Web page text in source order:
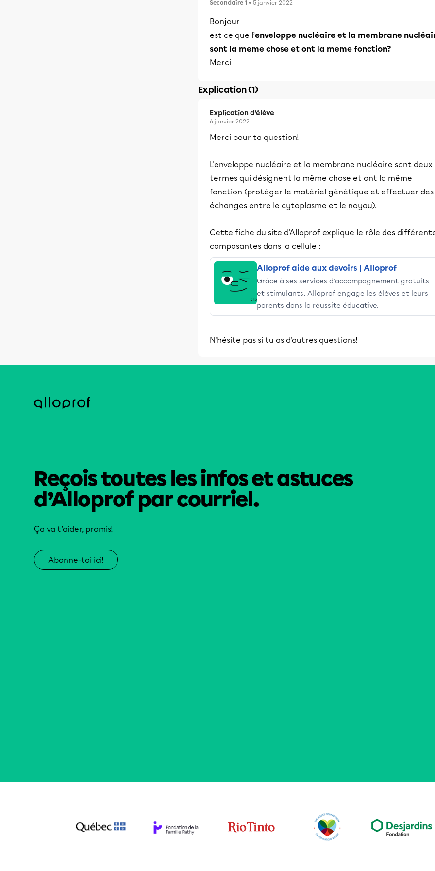
Secondaire 1 • 5 janvier 2022
Bonjour
est ce que l’enveloppe nucléaire et la membrane
sont la meme chose et ont la meme fonction?
Merci
Explication (1)
Explication d’élève
6 janvier 2022
Merci pour ta question!
L'enveloppe nucléaire et la membrane nucléaire sont deux
termes qui désignent la même chose et ont la même
fonction (protéger le matériel génétique et effectuer des
échanges entre le cytoplasme et le noyau).
Cette fiche du site d'Alloprof explique le rôle des
composantes dans la cellule :
Alloprof aide aux devoirs | Alloprof
Grâce à ses services d’accompagnement gratuits
et stimulants, Alloprof engage les élèves et leurs
parents dans la réussite éducative.
N'hésite pas si tu as d'autres questions!
Reçois toutes les infos et astuces
d’Alloprof par courriel.
Ça va t’aider, promis!
Abonne-toi ici!